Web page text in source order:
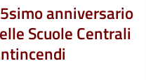
anniversario
Scuole Centrali